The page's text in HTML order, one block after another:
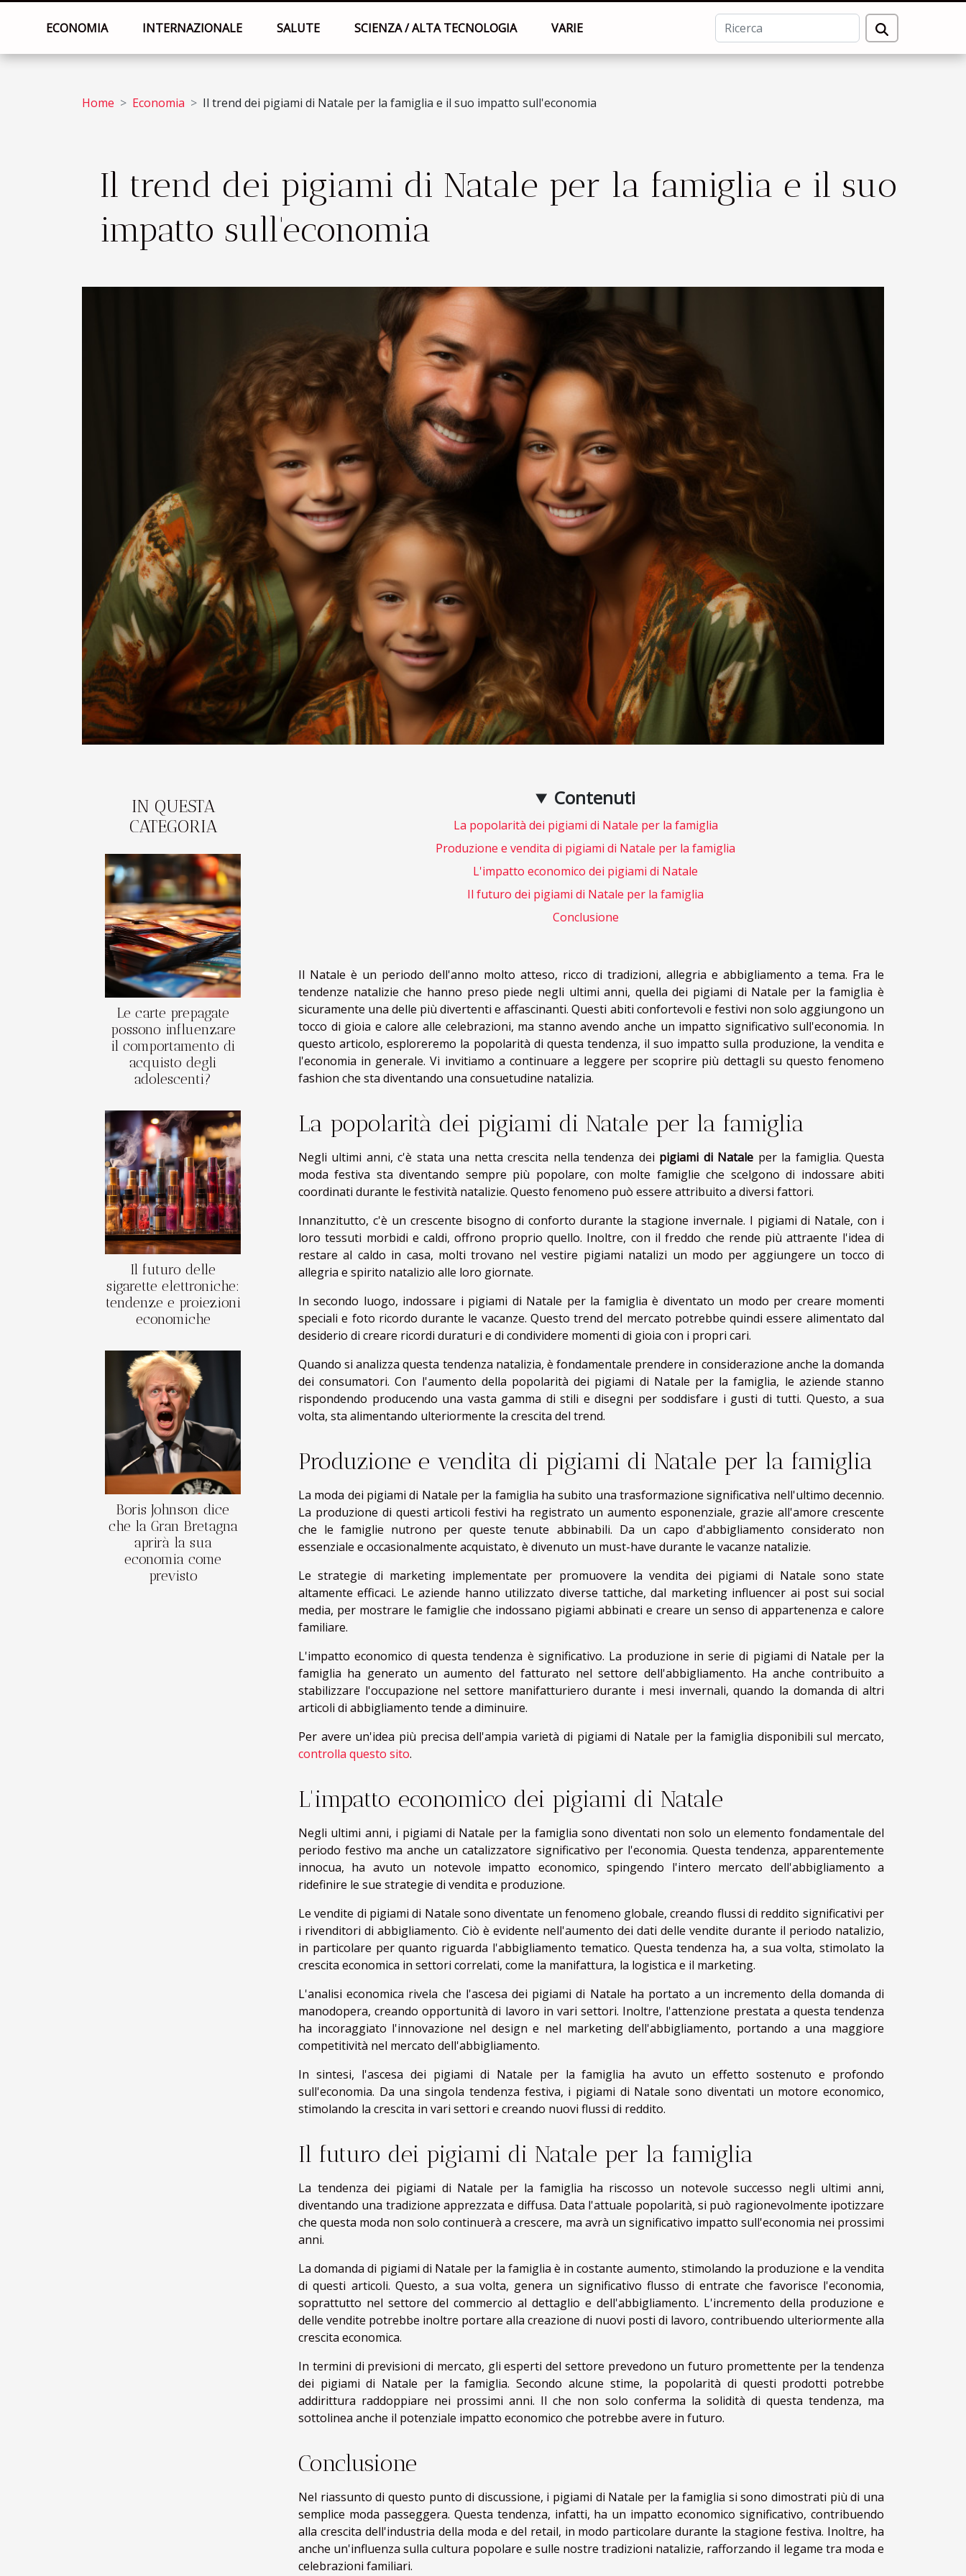
ECONOMIA INTERNAZIONALE SALUTE SCIENZA / ALTA TECNOLOGIA VARIE
Home Economia Il trend dei pigiami di Natale per la famiglia e il suo impatto sull'economia
Il trend dei pigiami di Natale per la famiglia e il suo
impatto sull'economia
IN QUESTA
CATEGORIA
Le carte prepagate
possono influenzare
il comportamento di
acquisto degli
adolescenti?
Il futuro delle
sigarette elettroniche:
tendenze e proiezioni
economiche
Boris Johnson dice
che la Gran Bretagna
aprirà la sua
economia come
previsto
Contenuti
La popolarità dei pigiami di Natale per la famiglia
Produzione e vendita di pigiami di Natale per la famiglia
L'impatto economico dei pigiami di Natale
Il futuro dei pigiami di Natale per la famiglia
Conclusione
Il Natale è un periodo dell'anno molto atteso, ricco di tradizioni, allegria e abbigliamento a tema. Fra le
tendenze natalizie che hanno preso piede negli ultimi anni, quella dei pigiami di Natale per la famiglia è
sicuramente una delle più divertenti e affascinanti. Questi abiti confortevoli e festivi non solo aggiungono un
tocco di gioia e calore alle celebrazioni, ma stanno avendo anche un impatto significativo sull'economia. In
questo articolo, esploreremo la popolarità di questa tendenza, il suo impatto sulla produzione, la vendita e
l'economia in generale. Vi invitiamo a continuare a leggere per scoprire più dettagli su questo fenomeno
fashion che sta diventando una consuetudine natalizia.
La popolarità dei pigiami di Natale per la famiglia
Negli ultimi anni, c'è stata una netta crescita nella tendenza dei pigiami di Natale per la famiglia. Questa
moda festiva sta diventando sempre più popolare, con molte famiglie che scelgono di indossare abiti
coordinati durante le festività natalizie. Questo fenomeno può essere attribuito a diversi fattori.
Innanzitutto, c'è un crescente bisogno di conforto durante la stagione invernale. I pigiami di Natale, con i
loro tessuti morbidi e caldi, offrono proprio quello. Inoltre, con il freddo che rende più attraente l'idea di
restare al caldo in casa, molti trovano nel vestire pigiami natalizi un modo per aggiungere un tocco di
allegria e spirito natalizio alle loro giornate.
In secondo luogo, indossare i pigiami di Natale per la famiglia è diventato un modo per creare momenti
speciali e foto ricordo durante le vacanze. Questo trend del mercato potrebbe quindi essere alimentato dal
desiderio di creare ricordi duraturi e di condividere momenti di gioia con i propri cari.
Quando si analizza questa tendenza natalizia, è fondamentale prendere in considerazione anche la domanda
dei consumatori. Con l'aumento della popolarità dei pigiami di Natale per la famiglia, le aziende stanno
rispondendo producendo una vasta gamma di stili e disegni per soddisfare i gusti di tutti. Questo, a sua
volta, sta alimentando ulteriormente la crescita del trend.
Produzione e vendita di pigiami di Natale per la famiglia
La moda dei pigiami di Natale per la famiglia ha subito una trasformazione significativa nell'ultimo decennio.
La produzione di questi articoli festivi ha registrato un aumento esponenziale, grazie all'amore crescente
che le famiglie nutrono per queste tenute abbinabili. Da un capo d'abbigliamento considerato non
essenziale e occasionalmente acquistato, è divenuto un must-have durante le vacanze natalizie.
Le strategie di marketing implementate per promuovere la vendita dei pigiami di Natale sono state
altamente efficaci. Le aziende hanno utilizzato diverse tattiche, dal marketing influencer ai post sui social
media, per mostrare le famiglie che indossano pigiami abbinati e creare un senso di appartenenza e calore
familiare.
L'impatto economico di questa tendenza è significativo. La produzione in serie di pigiami di Natale per la
famiglia ha generato un aumento del fatturato nel settore dell'abbigliamento. Ha anche contribuito a
stabilizzare l'occupazione nel settore manifatturiero durante i mesi invernali, quando la domanda di altri
articoli di abbigliamento tende a diminuire.
Per avere un'idea più precisa dell'ampia varietà di pigiami di Natale per la famiglia disponibili sul mercato,
controlla questo sito.
L'impatto economico dei pigiami di Natale
Negli ultimi anni, i pigiami di Natale per la famiglia sono diventati non solo un elemento fondamentale del
periodo festivo ma anche un catalizzatore significativo per l'economia. Questa tendenza, apparentemente
innocua, ha avuto un notevole impatto economico, spingendo l'intero mercato dell'abbigliamento a
ridefinire le sue strategie di vendita e produzione.
Le vendite di pigiami di Natale sono diventate un fenomeno globale, creando flussi di reddito significativi per
i rivenditori di abbigliamento. Ciò è evidente nell'aumento dei dati delle vendite durante il periodo natalizio,
in particolare per quanto riguarda l'abbigliamento tematico. Questa tendenza ha, a sua volta, stimolato la
crescita economica in settori correlati, come la manifattura, la logistica e il marketing.
L'analisi economica rivela che l'ascesa dei pigiami di Natale ha portato a un incremento della domanda di
manodopera, creando opportunità di lavoro in vari settori. Inoltre, l'attenzione prestata a questa tendenza
ha incoraggiato l'innovazione nel design e nel marketing dell'abbigliamento, portando a una maggiore
competitività nel mercato dell'abbigliamento.
In sintesi, l'ascesa dei pigiami di Natale per la famiglia ha avuto un effetto sostenuto e profondo
sull'economia. Da una singola tendenza festiva, i pigiami di Natale sono diventati un motore economico,
stimolando la crescita in vari settori e creando nuovi flussi di reddito.
Il futuro dei pigiami di Natale per la famiglia
La tendenza dei pigiami di Natale per la famiglia ha riscosso un notevole successo negli ultimi anni,
diventando una tradizione apprezzata e diffusa. Data l'attuale popolarità, si può ragionevolmente ipotizzare
che questa moda non solo continuerà a crescere, ma avrà un significativo impatto sull'economia nei prossimi
anni.
La domanda di pigiami di Natale per la famiglia è in costante aumento, stimolando la produzione e la vendita
di questi articoli. Questo, a sua volta, genera un significativo flusso di entrate che favorisce l'economia,
soprattutto nel settore del commercio al dettaglio e dell'abbigliamento. L'incremento della produzione e
delle vendite potrebbe inoltre portare alla creazione di nuovi posti di lavoro, contribuendo ulteriormente alla
crescita economica.
In termini di previsioni di mercato, gli esperti del settore prevedono un futuro promettente per la tendenza
dei pigiami di Natale per la famiglia. Secondo alcune stime, la popolarità di questi prodotti potrebbe
addirittura raddoppiare nei prossimi anni. Il che non solo conferma la solidità di questa tendenza, ma
sottolinea anche il potenziale impatto economico che potrebbe avere in futuro.
Conclusione
Nel riassunto di questo punto di discussione, i pigiami di Natale per la famiglia si sono dimostrati più di una
semplice moda passeggera. Questa tendenza, infatti, ha un impatto economico significativo, contribuendo
alla crescita dell'industria della moda e del retail, in modo particolare durante la stagione festiva. Inoltre, ha
anche un'influenza sulla cultura popolare e sulle nostre tradizioni natalizie, rafforzando il legame tra moda e
celebrazioni familiari.